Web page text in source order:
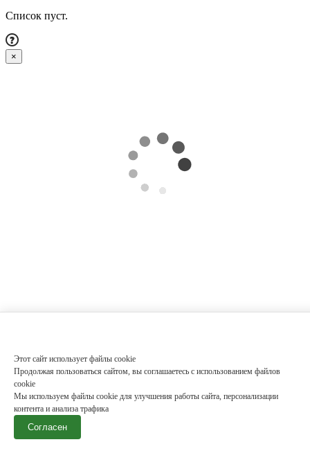
Этот сайт использует файлы cookie
Продолжая пользоваться сайтом, вы соглашаетесь с использованием файлов
cookie
Мы используем файлы cookie для улучшения работы сайта, персонализации
контента и анализа трафика
Согласен
Список пуст.
×